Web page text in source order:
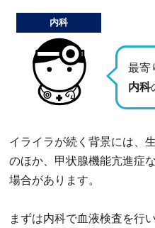
最寄
内科
内科
イライラが続く背景には、
のほか、甲状腺機能亢進症
場合があります。
まずは内科で血液検査を行